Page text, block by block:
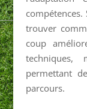
trouver
coup
permettant
parcours.